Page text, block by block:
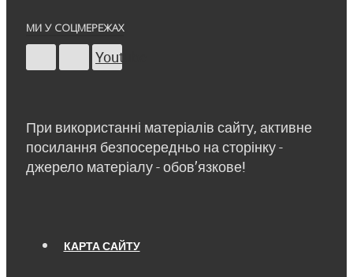
МИ У СОЦМЕРЕЖАХ
Youtube
При використанні матеріалів сайту, активне
посилання безпосередньо на сторінку -
джерело матеріалу - обов’язкове!
КАРТА САЙТУ